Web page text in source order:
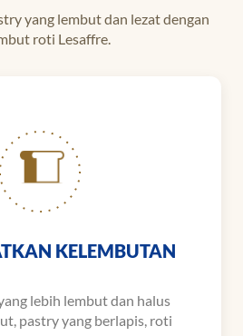
yang lembut dan lezat dengan
roti Lesaffre.
KELEMBUTAN
lebih lembut dan halus
pastry yang berlapis, roti